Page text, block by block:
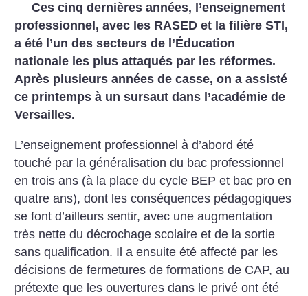
Ces cinq dernières années, l’enseignement
professionnel, avec les RASED et la filière STI,
a été l’un des secteurs de l’Éducation
nationale les plus attaqués par les réformes.
Après plusieurs années de casse, on a assisté
ce printemps à un sursaut dans l’académie de
Versailles.
L’enseignement professionnel à d’abord été
touché par la généralisation du bac professionnel
en trois ans (à la place du cycle BEP et bac pro en
quatre ans), dont les conséquences pédagogiques
se font d’ailleurs sentir, avec une augmentation
très nette du décrochage scolaire et de la sortie
sans qualification. Il a ensuite été affecté par les
décisions de fermetures de formations de CAP, au
prétexte que les ouvertures dans le privé ont été